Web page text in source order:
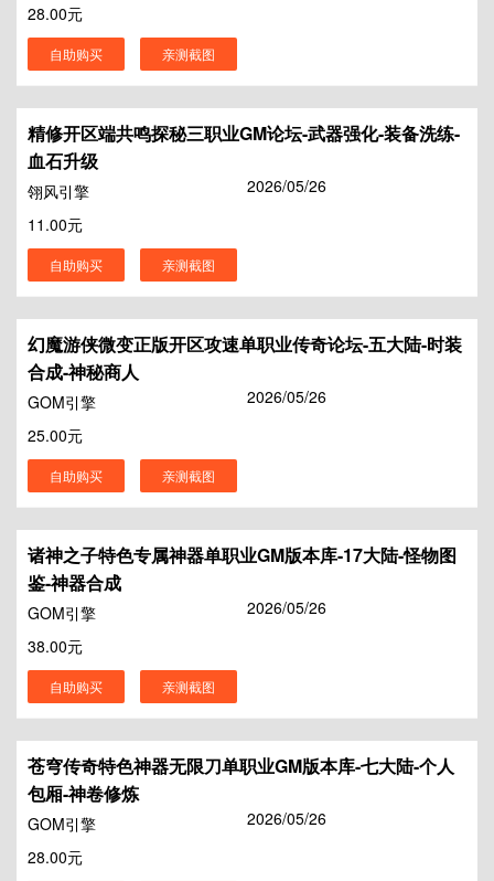
28.00元
自助购买 亲测截图
精修开区端共鸣探秘三职业GM论坛-武器强化-装备洗练-
血石升级
翎风引擎
2026/05/26
11.00元
自助购买 亲测截图
幻魔游侠微变正版开区攻速单职业传奇论坛-五大陆-时装
合成-神秘商人
GOM引擎
2026/05/26
25.00元
自助购买 亲测截图
诸神之子特色专属神器单职业GM版本库-17大陆-怪物图
鉴-神器合成
GOM引擎
2026/05/26
38.00元
自助购买 亲测截图
苍穹传奇特色神器无限刀单职业GM版本库-七大陆-个人
包厢-神卷修炼
GOM引擎
2026/05/26
28.00元